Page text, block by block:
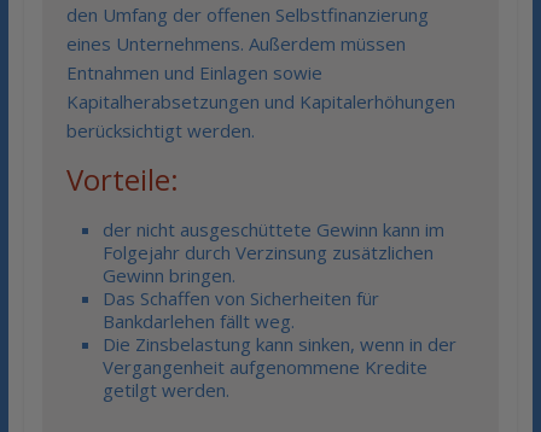
den Umfang der offenen Selbstfinanzierung
eines Unternehmens. Außerdem müssen
Entnahmen und Einlagen sowie
Kapitalherabsetzungen und Kapitalerhöhungen
berücksichtigt werden.
Vorteile:
der nicht ausgeschüttete Gewinn kann im
Folgejahr durch Verzinsung zusätzlichen
Gewinn bringen.
Das Schaffen von Sicherheiten für
Bankdarlehen fällt weg.
Die Zinsbelastung kann sinken, wenn in der
Vergangenheit aufgenommene Kredite
getilgt werden.